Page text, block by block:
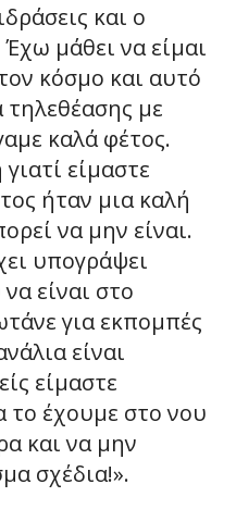
και ο
μάθει να είμαι
κόσμο και αυτό
τηλεθέασης με
καλά φέτος.
είμαστε
ήταν μια καλή
να μην είναι.
υπογράψει
είναι στο
για εκπομπές
είναι
είμαστε
το έχουμε στο νου
και να μην
σχέδια!».